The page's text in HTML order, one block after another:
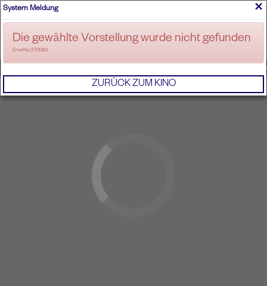
ANMELDEN
×
System Meldung
Die gewählte Vorstellung wurde nicht gefunden
ErrorNo. 270083
ZURÜCK ZUM KINO